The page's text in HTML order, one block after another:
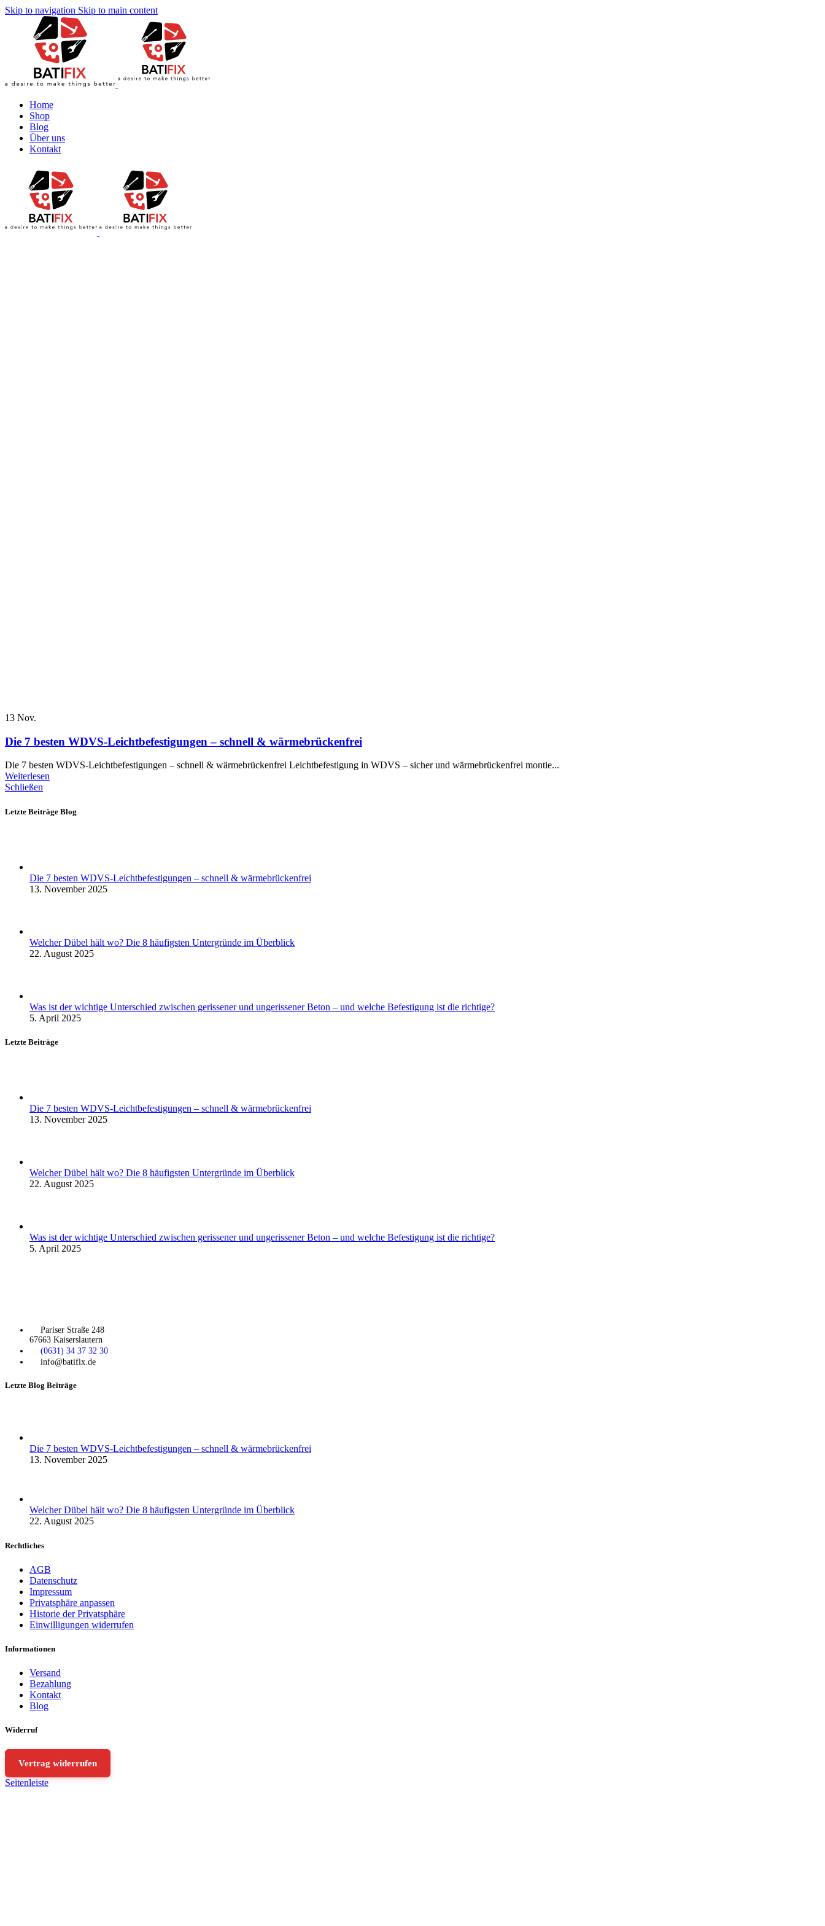
Skip to navigation Skip to main content
Home
Shop
Blog
Über uns
Kontakt
13 Nov.
Die 7 besten WDVS-Leichtbefestigungen – schnell & wärmebrückenfrei
Die 7 besten WDVS-Leichtbefestigungen – schnell & wärmebrückenfrei Leichtbefestigung in WDVS – sicher und wärmebrückenfrei montie...
Weiterlesen
Schließen
Letzte Beiträge Blog
Die 7 besten WDVS-Leichtbefestigungen – schnell & wärmebrückenfrei
13. November 2025
Welcher Dübel hält wo? Die 8 häufigsten Untergründe im Überblick
22. August 2025
Was ist der wichtige Unterschied zwischen gerissener und ungerissener Beton – und welche Befestigung ist die richtige?
5. April 2025
Letzte Beiträge
Die 7 besten WDVS-Leichtbefestigungen – schnell & wärmebrückenfrei
13. November 2025
Welcher Dübel hält wo? Die 8 häufigsten Untergründe im Überblick
22. August 2025
Was ist der wichtige Unterschied zwischen gerissener und ungerissener Beton – und welche Befestigung ist die richtige?
5. April 2025
Pariser Straße 248
67663 Kaiserslautern
(0631) 34 37 32 30
info@batifix.de
Letzte Blog Beiträge
Die 7 besten WDVS-Leichtbefestigungen – schnell & wärmebrückenfrei
13. November 2025
Welcher Dübel hält wo? Die 8 häufigsten Untergründe im Überblick
22. August 2025
Rechtliches
AGB
Datenschutz
Impressum
Privatsphäre anpassen
Historie der Privatsphäre
Einwilligungen widerrufen
Informationen
Versand
Bezahlung
Kontakt
Blog
Widerruf
Vertrag widerrufen
Seitenleiste